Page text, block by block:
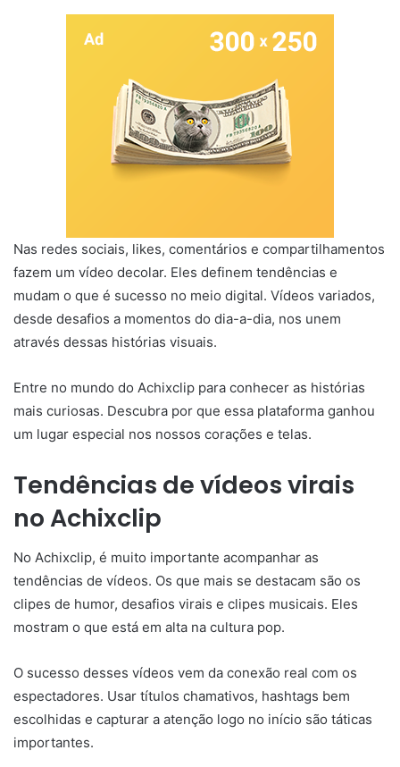
Nas redes sociais, likes, comentários e compartilhamentos
fazem um vídeo decolar. Eles definem tendências e
mudam o que é sucesso no meio digital. Vídeos variados,
desde desafios a momentos do dia-a-dia, nos unem
através dessas histórias visuais.
Entre no mundo do Achixclip para conhecer as histórias
mais curiosas. Descubra por que essa plataforma ganhou
um lugar especial nos nossos corações e telas.
Tendências de vídeos virais
no Achixclip
No Achixclip, é muito importante acompanhar as
tendências de vídeos. Os que mais se destacam são os
clipes de humor, desafios virais e clipes musicais. Eles
mostram o que está em alta na cultura pop.
O sucesso desses vídeos vem da conexão real com os
espectadores. Usar títulos chamativos, hashtags bem
escolhidas e capturar a atenção logo no início são táticas
importantes.